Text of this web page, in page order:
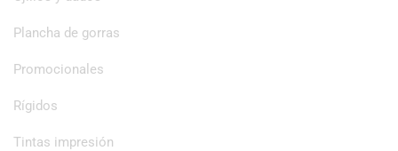
Plancha de gorras
Promocionales
Rígidos
Tintas impresión